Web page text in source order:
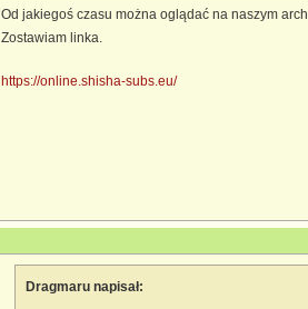
Od jakiegoś czasu można oglądać na naszym
Zostawiam linka.
https://online.shisha-subs.eu/
Dragmaru napisał: